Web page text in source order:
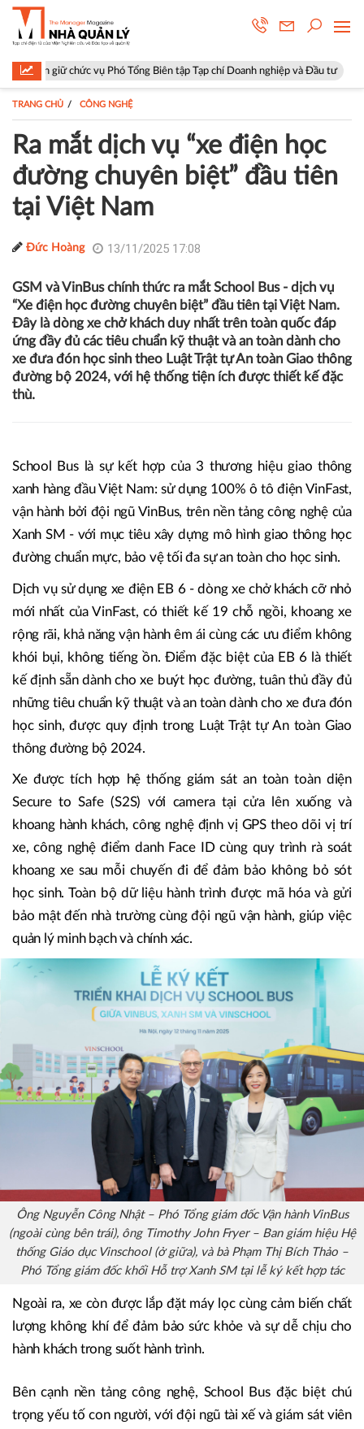
vụ Phó Tổng Biên tập Tạp chí Doanh nghiệp và Đầu tư Hà Nội:
TRANG CHỦ CÔNG NGHỆ
Ra mắt dịch vụ “xe điện học
đường chuyên biệt” đầu tiên
tại Việt Nam
Đức Hoàng 13/11/2025 17:08
GSM và VinBus chính thức ra mắt School Bus - dịch vụ
“Xe điện học đường chuyên biệt” đầu tiên tại Việt Nam.
Đây là dòng xe chở khách duy nhất trên toàn quốc đáp
ứng đầy đủ các tiêu chuẩn kỹ thuật và an toàn dành cho
xe đưa đón học sinh theo Luật Trật tự An toàn Giao thông
đường bộ 2024, với hệ thống tiện ích được thiết kế đặc
thù.
School Bus là sự kết hợp của 3 thương hiệu giao thông
xanh hàng đầu Việt Nam: sử dụng 100% ô tô điện VinFast,
vận hành bởi đội ngũ VinBus, trên nền tảng công nghệ của
Xanh SM - với mục tiêu xây dựng mô hình giao thông học
đường chuẩn mực, bảo vệ tối đa sự an toàn cho học sinh.
Dịch vụ sử dụng xe điện EB 6 - dòng xe chở khách cỡ nhỏ
mới nhất của VinFast, có thiết kế 19 chỗ ngồi, khoang xe
rộng rãi, khả năng vận hành êm ái cùng các ưu điểm không
khói bụi, không tiếng ồn. Điểm đặc biệt của EB 6 là thiết
kế định sẵn dành cho xe buýt học đường, tuân thủ đầy đủ
những tiêu chuẩn kỹ thuật và an toàn dành cho xe đưa đón
học sinh, được quy định trong Luật Trật tự An toàn Giao
thông đường bộ 2024.
Xe được tích hợp hệ thống giám sát an toàn toàn diện
Secure to Safe (S2S) với camera tại cửa lên xuống và
khoang hành khách, công nghệ định vị GPS theo dõi vị trí
xe, công nghệ điểm danh Face ID cùng quy trình rà soát
khoang xe sau mỗi chuyến đi để đảm bảo không bỏ sót
học sinh. Toàn bộ dữ liệu hành trình được mã hóa và gửi
bảo mật đến nhà trường cùng đội ngũ vận hành, giúp việc
quản lý minh bạch và chính xác.
Ông Nguyễn Công Nhật – Phó Tổng giám đốc Vận hành VinBus
(ngoài cùng bên trái), ông Timothy John Fryer – Ban giám hiệu Hệ
thống Giáo dục Vinschool (ở giữa), và bà Phạm Thị Bích Thảo –
Phó Tổng giám đốc khối Hỗ trợ Xanh SM tại lễ ký kết hợp tác
Ngoài ra, xe còn được lắp đặt máy lọc cùng cảm biến chất
lượng không khí để đảm bảo sức khỏe và sự dễ chịu cho
hành khách trong suốt hành trình.
Bên cạnh nền tảng công nghệ, School Bus đặc biệt chú
trọng yếu tố con người, với đội ngũ tài xế và giám sát viên